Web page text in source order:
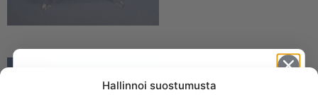
Hallinnoi suostumusta
Arabia Päivänkakkara